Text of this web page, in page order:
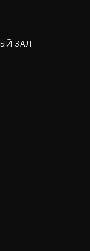
ЗАЛ